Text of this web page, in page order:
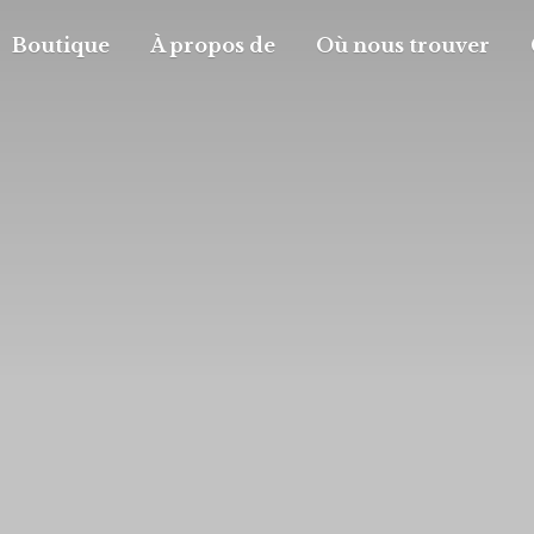
Boutique À propos de Où nous trouver